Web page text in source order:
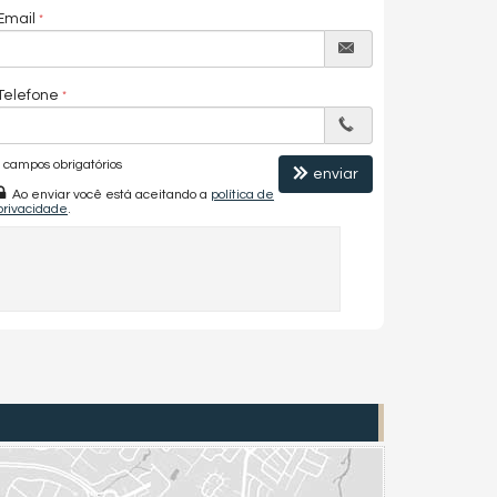
campos obrigatórios
Ao enviar você está aceitando a política de
enviar